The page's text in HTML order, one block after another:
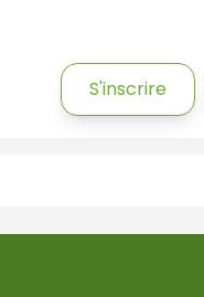
S'inscrire